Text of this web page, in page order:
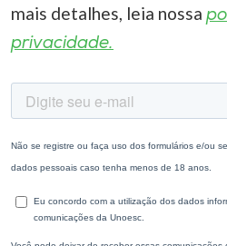
mais detalhes, leia nossa
privacidade.